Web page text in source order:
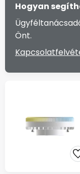
Hogyan
Önt.